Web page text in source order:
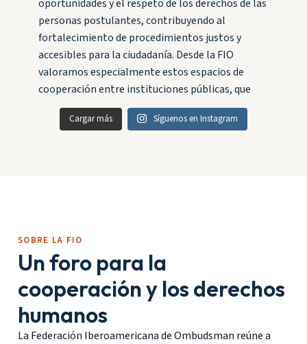
Cargar más Síguenos en Instagram
SOBRE LA FIO
Un foro para la
cooperación y los derechos
humanos
La Federación Iberoamericana de Ombudsman reúne a